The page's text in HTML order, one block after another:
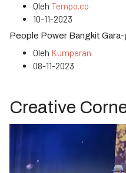
Oleh Tempo.co
10-11-2023
People Power Bangkit
Oleh Kumparan
08-11-2023
Creative